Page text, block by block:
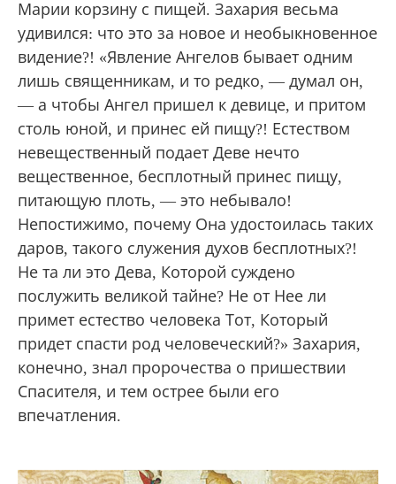
Марии корзину с пищей. Захария весьма
удивился: что это за новое и необыкновенное
видение?! «Явление Ангелов бывает одним
лишь священникам, и то редко, — думал он,
— а чтобы Ангел пришел к девице, и притом
столь юной, и принес ей пищу?! Естеством
невещественный подает Деве нечто
вещественное, бесплотный принес пищу,
питающую плоть, — это небывало!
Непостижимо, почему Она удостоилась таких
даров, такого служения духов бесплотных?!
Не та ли это Дева, Которой суждено
послужить великой тайне? Не от Нее ли
примет естество человека Тот, Который
придет спасти род человеческий?» Захария,
конечно, знал пророчества о пришествии
Спасителя, и тем острее были его
впечатления.